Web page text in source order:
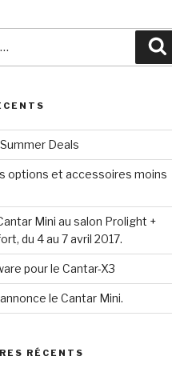
Deals
options et accessoires moins
Mini au salon Prolight +
du 4 au 7 avril 2017.
pour le Cantar-X3
le Cantar Mini.
RÉCENTS